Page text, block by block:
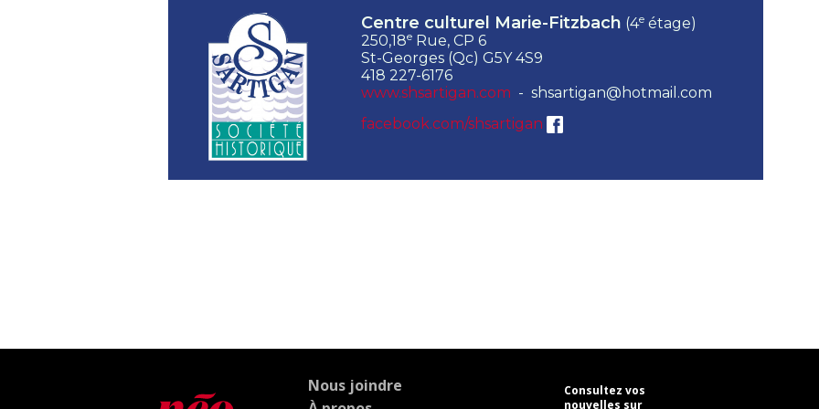
Centre culturel Marie-Fitzbach (4e étage)
250,18e Rue, CP 6
St-Georges (Qc) G5Y 4S9
418 227-6176
www.shsartigan.com - shsartigan@hotmail.com
facebook.com/shsartigan
Nous joindre
Consultez vos
nouvelles sur